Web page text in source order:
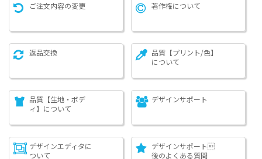
ご注文内容の変更 著作権について
返品交換
品質【プリント/色】
について
品質【生地・ボデ
ィ】について
デザインサポート
デザインエディタに
ついて
デザインサポート
後のよくある質問